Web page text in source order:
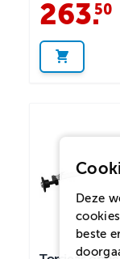
263.
50
Deze
beste